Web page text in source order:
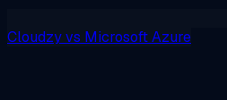
Cloudzyvs Microsoft Azure